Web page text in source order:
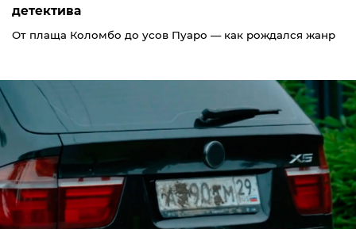
детектива
От плаща Коломбо до усов Пуаро — как рождался жанр